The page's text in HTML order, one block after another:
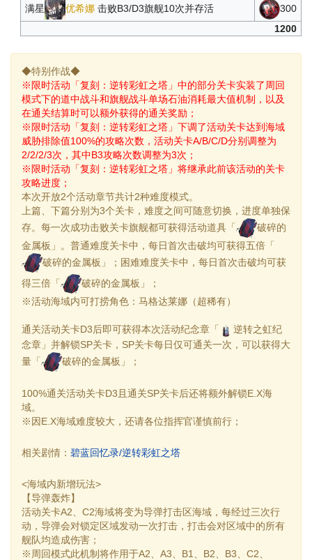
满星 优希娜击败B3/D3旗舰10次并存活
300
1200
◆特别作战◆
※限时活动「复刻：逆转彩虹之塔」中的部分关卡实装了周回
模式下的道中战斗和旗舰战斗单场石油消耗最大值机制，以及
在通关结算时可以额外获得的通关奖励；
※限时活动「复刻：逆转彩虹之塔」下调了活动关卡达到海域
威胁排除值100%的攻略次数，活动关卡A/B/C/D分别调整为
2/2/2/3次，其中B3攻略次数调整为3次；
※限时活动「复刻：逆转彩虹之塔」将继承此前该活动的关卡
攻略进度；
本次开放2个活动章节共计2种难度模式。
上篇、下篇分别为3个关卡，难度之间可随意切换，进度单独保
存。每一次成功击败关卡旗舰都可获得活动道具「
破碎的
金属板」。普通难度关卡中，每日首次击破均可获得五倍「
破碎的金属板」；困难难度关卡中，每日首次击破均可获
得三倍「
破碎的金属板」；
※活动海域内可打捞角色：马格达莱娜（超稀有）
通关活动关卡D3后即可获得本次活动纪念章「
逆转之虹纪
念章」并解锁SP关卡，SP关卡每日仅可通关一次，可以获得大
量「
破碎的金属板」；
100%通关活动关卡D3且通关SP关卡后还将额外解锁E.X海
域。
※因E.X海域难度较大，还请各位指挥官谨慎前行；
相关剧情： 碧蓝回忆录/逆转彩虹之塔
<海域内新增玩法>
【导弹轰炸】
活动关卡A2、C2海域将变为导弹打击区海域，每经过三次行
动，导弹会对锁定区域发动一次打击，打击会对区域中的所有
舰队均造成伤害；
※周回模式此机制将作用于A2、A3、B1、B2、B3、C2、